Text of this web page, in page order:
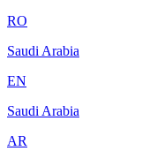
RO
Saudi Arabia
EN
Saudi Arabia
AR